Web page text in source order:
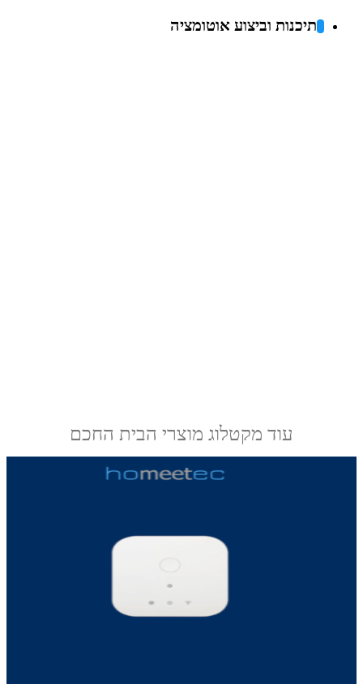
תיכנות וביצוע אוטומציה
עוד מקטלוג מוצרי הבית החכם